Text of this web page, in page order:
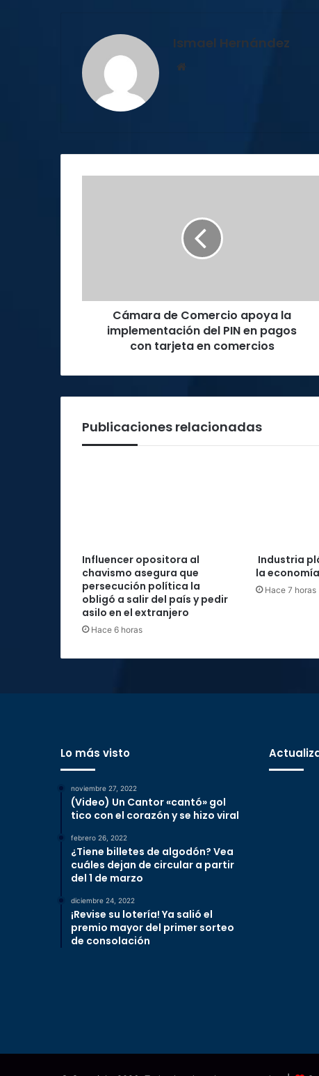
Ismael Hernández
en
comercios
Cámara de Comercio apoya la
implementación del PIN en pagos
con tarjeta en comercios
Publicaciones relacionadas
Influencer opositora al
chavismo asegura que
persecución política la
obligó a salir del país y pedir
asilo en el extranjero
Hace 6 horas
Industria
la
Hace 7 horas
Lo más visto
noviembre 27, 2022
(Video) Un Cantor «cantó» gol
tico con el corazón y se hizo viral
febrero 26, 2022
¿Tiene billetes de algodón? Vea
cuáles dejan de circular a partir
del 1 de marzo
diciembre 24, 2022
¡Revise su lotería! Ya salió el
premio mayor del primer sorteo
de consolación